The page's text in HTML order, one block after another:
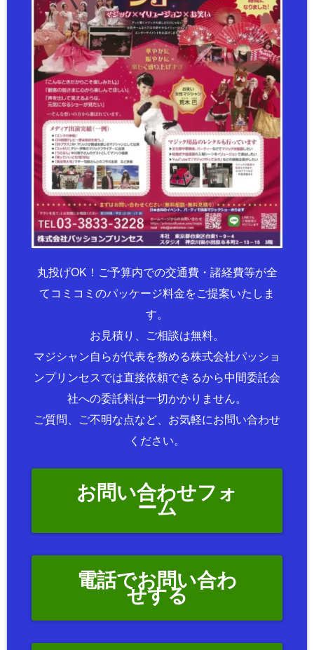
丸投げOK！ご予算内での交通費・諸経費等が全
てコミコミのパッケージ料金をご提案いたしま
す。
お見積り、ご相談は無料。
マジシャン自らが代表を務める株式会社パッショ
ンプリンセスでは直接依頼できるから中間委託会
社への委託料は一切かかりません。
ご質問、ご不明な点など、お気軽にお問い合わせ
ください。
お問い合わせフォ
ーム
電話でお問い合わ
せする